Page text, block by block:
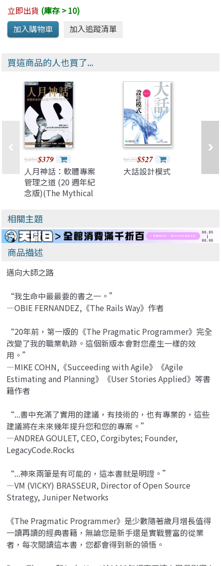
立即出貨 (庫存 > 10)
買這商品的人也買了...
$480$379
人月神話：軟體專案
管理之道 (20 週年紀
念版)(The Mythical
on Software
Engineering,
Anniversary Edition,
2/e)
$620$527
大話設計模式
相關主題
商品描述
邁向大師之路
“我生命中最最要的書之一。”
—OBIE FERNANDEZ,《The Rails Way》作者
“20年前，第一版的《The Pragmatic Programmer》完全
改變了我的職業軌跡。這個新版本會對您產生一樣的效
用。”
—MIKE COHN,《Succeeding with Agile》《Agile
Estimating and Planning》《User Stories Applied》等書
籍作者
“...書中充滿了實用的建議，有技術的，也有專業的，這些
建議將在未來幾年提升您和您的專案。”
—ANDREA GOULET, CEO, Corgibytes; Founder,
LegacyCode.Rocks
“...神來兩筆是有可能的，這本書就是明證。”
—VM (VICKY) BRASSEUR, Director of Open Source
Strategy, Juniper Networks
《The Pragmatic Programmer》是少數隨著歲月增長值得
一讀再讀的經典書籍，無論您是新手還是實戰豐富的從業
者，每次閱讀這本書，您都會得到新的領悟。